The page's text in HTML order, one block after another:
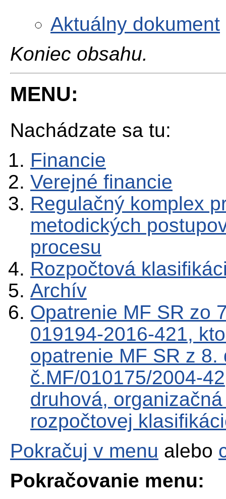
Aktuálny dokument
Koniec obsahu.
MENU:
Nachádzate sa tu:
Financie
Verejné financie
Regulačný komplex
metodických
procesu
Rozpočtová
Archív
Opatrenie MF SR zo
019194-2016-421,
opatrenie MF SR z 8.
č.MF/010175/2004-
druhová,
rozpočtovej
Pokračuj v menu alebo
Pokračovanie menu: